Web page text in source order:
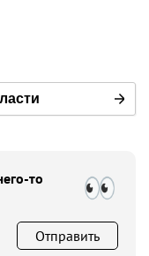
то
Отправить